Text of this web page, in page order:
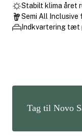
Stabilt klima året
Semi All
Indkvartering tæt
Tag til Novo